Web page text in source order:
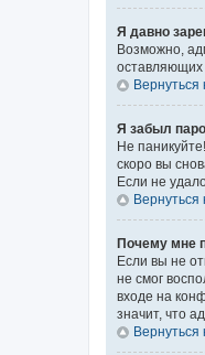
Я давно
Возможно,
оставляющих
Вернуться
Я забыл
Не
скоро вы
Если не
Вернуться
Почему мне
Если вы не
не смог
входе на
значит, что
Вернуться